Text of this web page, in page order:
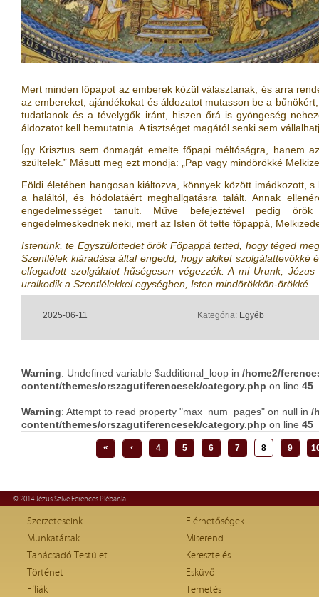
Mert minden főpapot az emberek közül választanak, és arra
az embereket, ajándékokat és áldozatot mutasson be a
tudatlanok és a tévelygők iránt, hiszen őrá is gyöngeség
áldozatot kell bemutatnia. A tisztséget magától senki sem
Így Krisztus sem önmagát emelte főpapi méltóságra, hanem
szültelek.” Másutt meg ezt mondja: „Pap vagy mindörökké
Földi életében hangosan kiáltozva, könnyek között imádkozott,
a haláltól, és hódolatáért meghallgatásra talált. Annak
engedelmességet tanult. Műve befejeztével pedig
engedelmeskednek neki, mert az Isten őt tette főpappá,
Istenünk, te Egyszülöttedet örök Főpappá tetted, hogy téged
Szentlélek kiáradása által engedd, hogy akiket szolgálattevőkké
elfogadott szolgálatot hűségesen végezzék. A mi Urunk,
uralkodik a Szentlélekkel egységben, Isten mindörökkön-örökké.
2025-06-11 Kategória: Egyéb
Warning: Undefined variable $additional_loop in /home2/
content/themes/orszagutiferencesek/category.php on line 45
Warning: Attempt to read property "max_num_pages" on null in /
content/themes/orszagutiferencesek/category.php on line 45
« ‹ 4 5 6 7 8 9
© 2014 Jézus Szíve Ferences Plébánia
Szerzeteseink
Munkatársak
Tanácsadó Testület
Történet
Fíliák
Elérhetőségek
Miserend
Keresztelés
Esküvő
Temetés